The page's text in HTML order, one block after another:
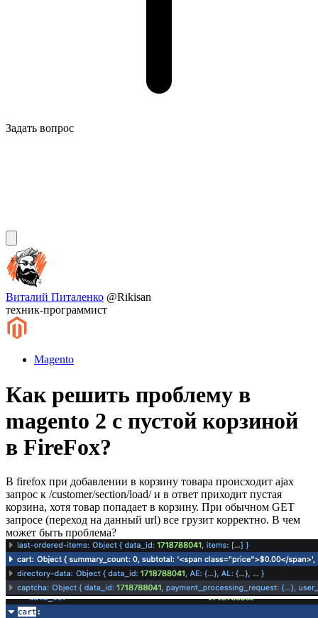
Задать вопрос
Виталий Питаленко @Rikisan
техник-программист
Magento
Как решить проблему в
magento 2 с пустой корзиной
в FireFox?
В firefox при добавлении в корзину товара происходит ajax
запрос к /customer/section/load/ и в ответ приходит пустая
корзина, хотя товар попадает в корзину. При обычном GET
запросе (переход на данный url) все грузит корректно. В чем
может быть проблема?